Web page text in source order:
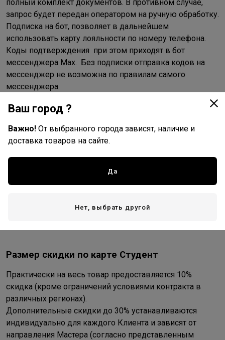
полный комплект документов. В противном случае,
запрос будет передан оператором на ручную обработку.
Подписка на бот, позволяет в дальнейшем
использовать карту лояльности по номеру телефона.
Коды подтверждения при этом приходят в бот
мессенджера Max. Без подписки отправка кодов на
мессенджер не возможна по правилам самого
мессенджера.
Через чат с операторами
Для активации карты надо написать со своего
телефона, указанного при регистрации карты, текстовое
сообщение с номером полученной карты (без
пробелов) в чат мессенджеров
номер+7(922) 797-51-15.
о том, что карта активирована
Размер скидки по карте Студент
Практически на весь товар предоставляется 10%
скидка (кроме ограничений условиями контракта в
различных регионах).
Дополнительные скидки до 30% устанавливаются
индивидуально для каждого Клиента и зависят от
направления Мастера (согласно представленным
Ваш город ?
Важно! От выбранного города зависят, наличие и
доставка товаров на сайте.
Да
Нет, выбрать другой